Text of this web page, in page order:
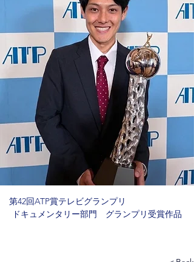
第42回ATP賞テレビグランプリ
ドキュメンタリー部門　グランプリ受賞作品